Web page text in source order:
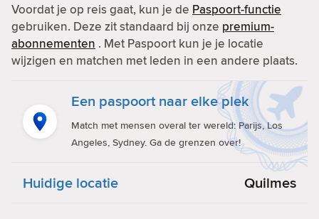
Voordat je op reis gaat, kun je de Paspoort-functie
gebruiken. Deze zit standaard bij onze premium-
abonnementen . Met Paspoort kun je je locatie
wijzigen en matchen met leden in een andere plaats.
Een paspoort naar elke plek
Match met mensen overal ter wereld: Parijs, Los
Angeles, Sydney. Ga de grenzen over!
Huidige locatie Quilmes